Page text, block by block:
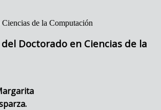
de la Computación
Doctorado en Ciencias de la